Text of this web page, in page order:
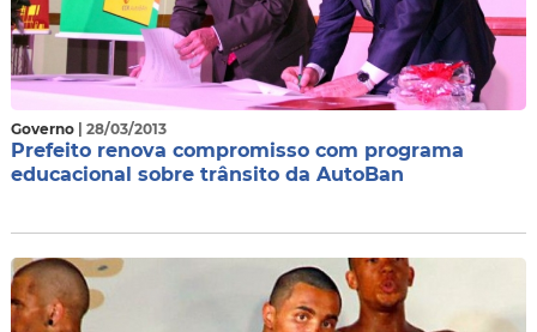
Governo | 28/03/2013
Prefeito renova compromisso com programa
educacional sobre trânsito da AutoBan